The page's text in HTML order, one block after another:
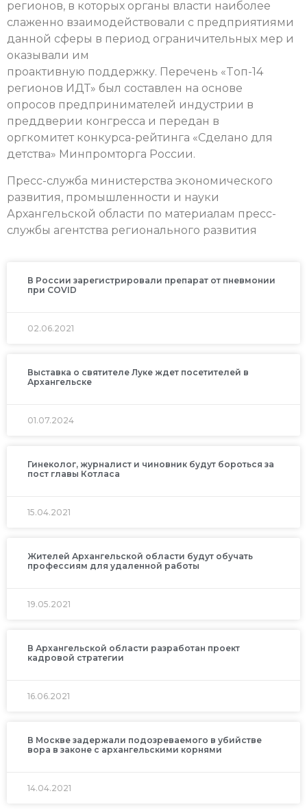
регионов, в которых органы власти наиболее
слаженно взаимодействовали с предприятиями
данной сферы в период ограничительных мер и
оказывали им
проактивную поддержку. Перечень «Tоп-14
регионов ИДТ» был составлен на основе
опросов предпринимателей индустрии в
преддверии конгресса и передан в
оргкомитет конкурса-рейтинга «Сделано для
детства» Минпромторга России.
Пресс-служба министерства экономического
развития, промышленности и науки
Архангельской области по материалам пресс-
службы агентства регионального развития
В России зарегистрировали препарат от пневмонии
при COVID
02.06.2021
Выставка о святителе Луке ждет посетителей в
Архангельске
01.07.2024
Гинеколог, журналист и чиновник будут бороться за
пост главы Котласа
15.04.2021
Жителей Архангельской области будут обучать
профессиям для удаленной работы
19.05.2021
В Архангельской области разработан проект
кадровой стратегии
16.06.2021
В Москве задержали подозреваемого в убийстве
вора в законе с архангельскими корнями
14.04.2021